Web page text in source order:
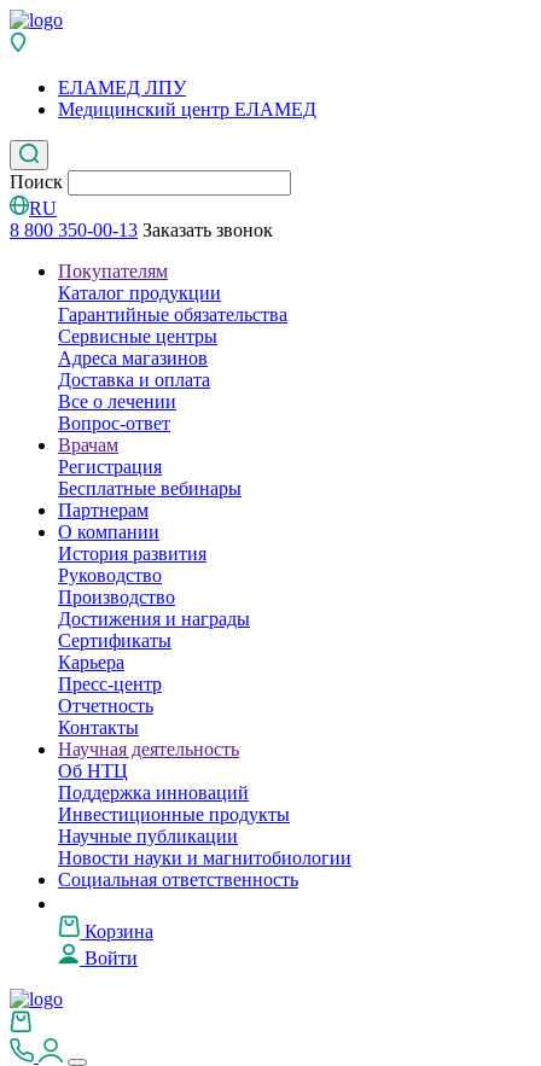
ЕЛАМЕД ЛПУ
Медицинский центр ЕЛАМЕД
Поиск
RU
8 800 350-00-13 Заказать звонок
Покупателям
Каталог продукции
Гарантийные обязательства
Сервисные центры
Адреса магазинов
Доставка и оплата
Все о лечении
Вопрос-ответ
Врачам
Регистрация
Бесплатные вебинары
Партнерам
О компании
История развития
Руководство
Производство
Достижения и награды
Сертификаты
Карьера
Пресс-центр
Отчетность
Контакты
Научная деятельность
Об НТЦ
Поддержка инноваций
Инвестиционные продукты
Научные публикации
Новости науки и магнитобиологии
Социальная ответственность
Корзина
Войти